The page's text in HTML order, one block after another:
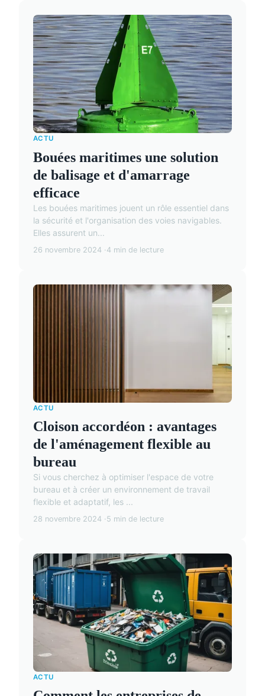
ACTU
Bouées maritimes une solution
de balisage et d'amarrage
efficace
Les bouées maritimes jouent un rôle essentiel dans
la sécurité et l'organisation des voies navigables.
Elles assurent un...
26 novembre 2024 4 min de lecture
ACTU
Cloison accordéon : avantages
de l'aménagement flexible au
bureau
Si vous cherchez à optimiser l'espace de votre
bureau et à créer un environnement de travail
flexible et adaptatif, les ...
28 novembre 2024 5 min de lecture
ACTU